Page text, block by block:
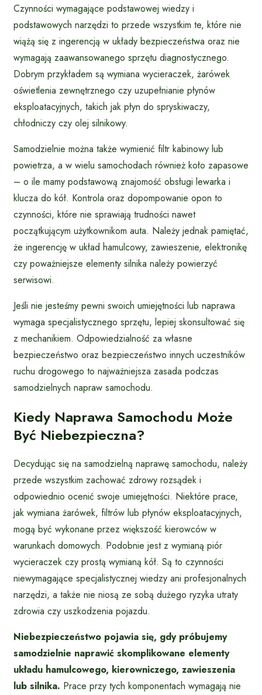
Czynności wymagające podstawowej wiedzy i
podstawowych narzędzi to przede wszystkim te, które nie
wiążą się z ingerencją w układy bezpieczeństwa oraz nie
wymagają zaawansowanego sprzętu diagnostycznego.
Dobrym przykładem są wymiana wycieraczek, żarówek
oświetlenia zewnętrznego czy uzupełnianie płynów
eksploatacyjnych, takich jak płyn do spryskiwaczy,
chłodniczy czy olej silnikowy.
Samodzielnie można także wymienić filtr kabinowy lub
powietrza, a w wielu samochodach również koło zapasowe
– o ile mamy podstawową znajomość obsługi lewarka i
klucza do kół. Kontrola oraz dopompowanie opon to
czynności, które nie sprawiają trudności nawet
początkującym użytkownikom auta. Należy jednak pamiętać,
że ingerencję w układ hamulcowy, zawieszenie, elektronikę
czy poważniejsze elementy silnika należy powierzyć
serwisowi.
Jeśli nie jesteśmy pewni swoich umiejętności lub naprawa
wymaga specjalistycznego sprzętu, lepiej skonsultować się
z mechanikiem. Odpowiedzialność za własne
bezpieczeństwo oraz bezpieczeństwo innych uczestników
ruchu drogowego to najważniejsza zasada podczas
samodzielnych napraw samochodu.
Kiedy Naprawa Samochodu Może
Być Niebezpieczna?
Decydując się na samodzielną naprawę samochodu, należy
przede wszystkim zachować zdrowy rozsądek i
odpowiednio ocenić swoje umiejętności. Niektóre prace,
jak wymiana żarówek, filtrów lub płynów eksploatacyjnych,
mogą być wykonane przez większość kierowców w
warunkach domowych. Podobnie jest z wymianą piór
wycieraczek czy prostą wymianą kół. Są to czynności
niewymagające specjalistycznej wiedzy ani profesjonalnych
narzędzi, a także nie niosą ze sobą dużego ryzyka utraty
zdrowia czy uszkodzenia pojazdu.
Niebezpieczeństwo pojawia się, gdy próbujemy
samodzielnie naprawić skomplikowane elementy
układu hamulcowego, kierowniczego, zawieszenia
lub silnika. Prace przy tych komponentach wymagają nie